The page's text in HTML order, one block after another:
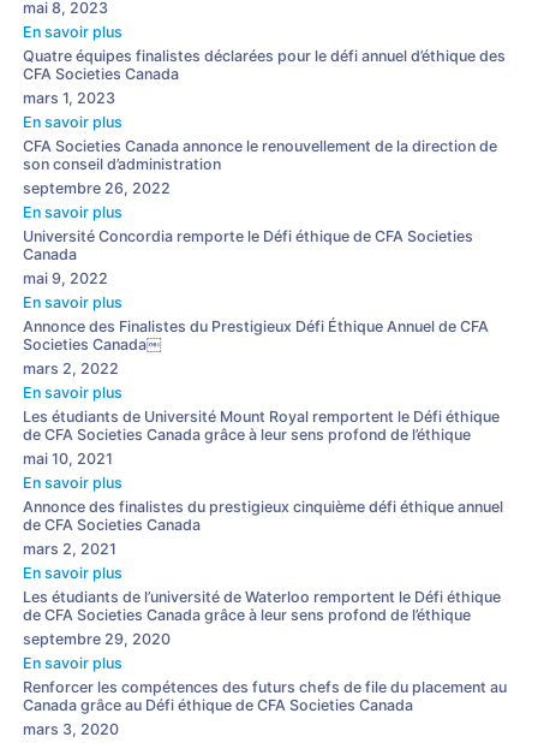
mai 8, 2023
En savoir plus
Quatre équipes finalistes déclarées pour le défi annuel d’éthique des
CFA Societies Canada
mars 1, 2023
En savoir plus
CFA Societies Canada annonce le renouvellement de la direction de
son conseil d’administration
septembre 26, 2022
En savoir plus
Université Concordia remporte le Défi éthique de CFA Societies
Canada
mai 9, 2022
En savoir plus
Annonce des Finalistes du Prestigieux Défi Éthique Annuel de CFA
Societies Canada￼
mars 2, 2022
En savoir plus
Les étudiants de Université Mount Royal remportent le Défi éthique
de CFA Societies Canada grâce à leur sens profond de l’éthique
mai 10, 2021
En savoir plus
Annonce des finalistes du prestigieux cinquième défi éthique annuel
de CFA Societies Canada
mars 2, 2021
En savoir plus
Les étudiants de l’université de Waterloo remportent le Défi éthique
de CFA Societies Canada grâce à leur sens profond de l’éthique
septembre 29, 2020
En savoir plus
Renforcer les compétences des futurs chefs de file du placement au
Canada grâce au Défi éthique de CFA Societies Canada
mars 3, 2020